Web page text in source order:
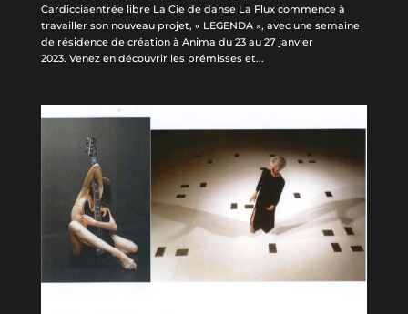
Cardicciaentrée libre La Cie de danse La Flux commence à
travailler son nouveau projet, « LEGENDA », avec une semaine
de résidence de création à Anima du 23 au 27 janvier
2023. Venez en découvrir les prémisses et...